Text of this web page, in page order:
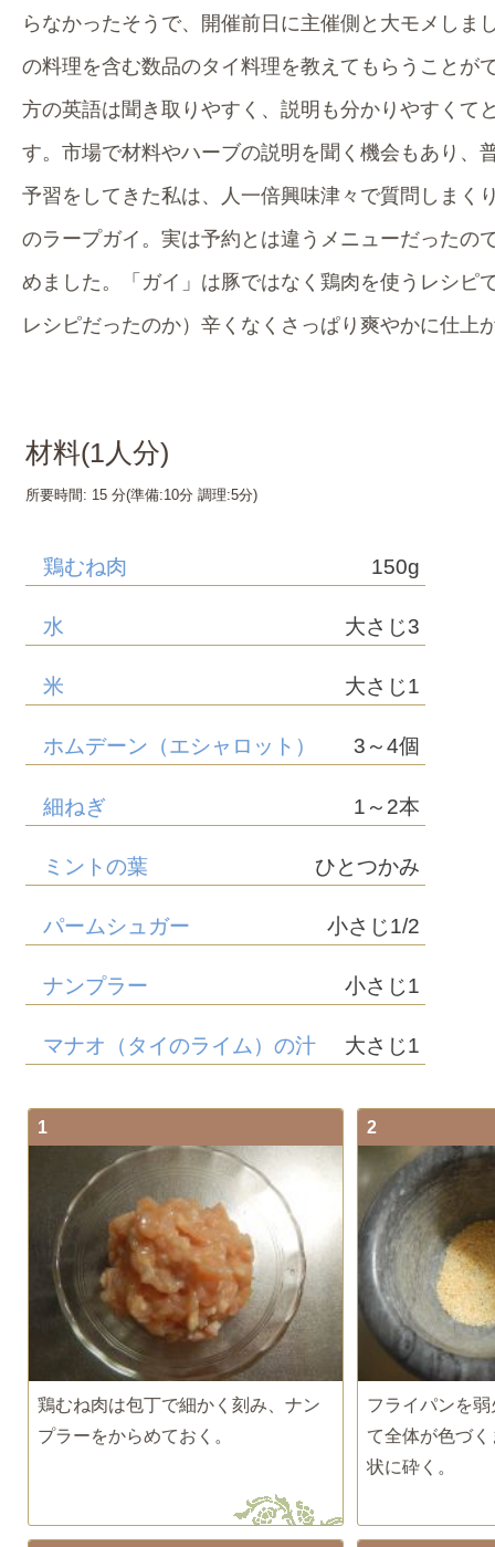
らなかったそうで、開催前日に主催側と大モメしま
の料理を含む数品のタイ料理を教えてもらうことが
方の英語は聞き取りやすく、説明も分かりやすくて
す。市場で材料やハーブの説明を聞く機会もあり、
予習をしてきた私は、人一倍興味津々で質問しまく
のラープガイ。実は予約とは違うメニューだったの
めました。「ガイ」は豚ではなく鶏肉を使うレシピ
レシピだったのか）辛くなくさっぱり爽やかに仕上
材料(1 人分)
所要時間: 15 分(準備:10分調理:5分)
鶏むね肉 150g
水 大さじ3
米 大さじ1
ホムデーン（エシャロット） 3～4個
細ねぎ 1～2本
ミントの葉 ひとつかみ
パームシュガー 小さじ1/2
ナンプラー 小さじ1
マナオ（タイのライム）の汁 大さじ1
1
鶏むね肉は包丁で細かく刻み、ナン
プラーをからめておく。
2
フライパンを
て全体が色づ
状に砕く。